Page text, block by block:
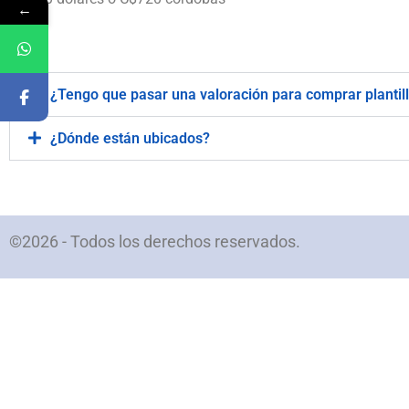
¿Tengo que pasar una valoración para comprar
¿Dónde están ubicados?
©2026 - Todos los derechos reservados.
←